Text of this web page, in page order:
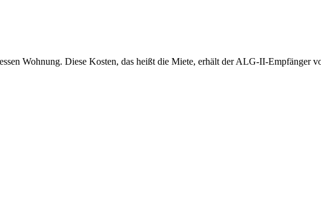
Wohnung. Diese Kosten, das heißt die Miete, erhält der ALG-II-Empfänger